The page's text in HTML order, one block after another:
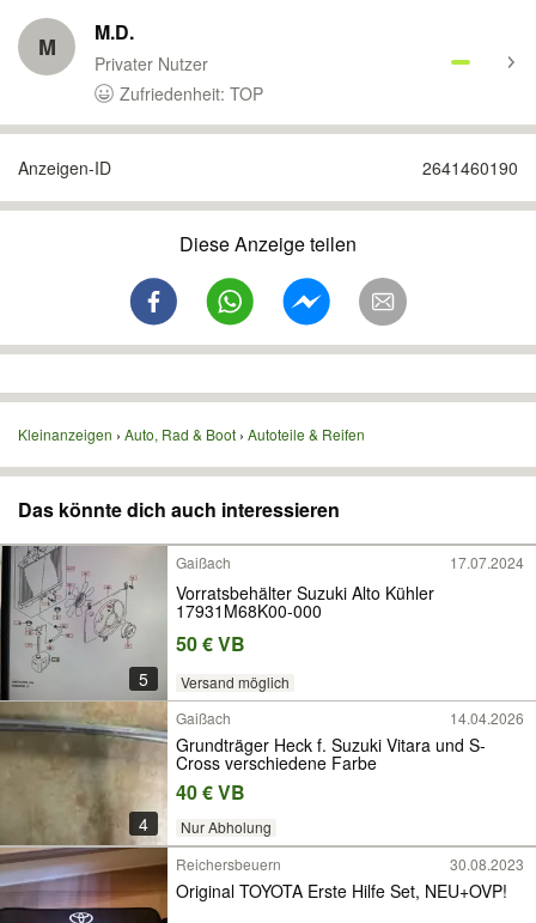
M M.D.
Privater Nutzer
Zufriedenheit: TOP
Anzeigen-ID 2641460190
Diese Anzeige teilen
Kleinanzeigen Auto, Rad & Boot Autoteile & Reifen
Das könnte dich auch interessieren
5
Gaißach 17.07.2024
Vorratsbehälter Suzuki Alto Kühler
17931M68K00-000
50 € VB
Versand möglich
4
Gaißach 14.04.2026
Grundträger Heck f. Suzuki Vitara und S-
Cross verschiedene Farbe
40 € VB
Nur Abholung
Reichersbeuern 30.08.2023
Original TOYOTA Erste Hilfe Set, NEU+OVP!